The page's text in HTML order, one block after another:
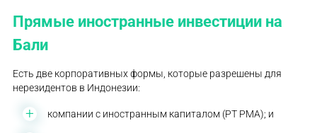
Прямые иностранные инвестиции на
Бали
Есть две корпоративных формы, которые разрешены для
нерезидентов в Индонезии:
компании с иностранным капиталом (PT PMA); и